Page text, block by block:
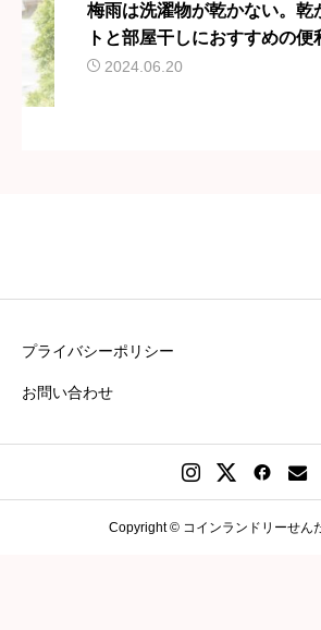
梅雨は洗濯物が乾かない。乾
トと部屋干しにおすすめの便
ム4選
2024.06.20
プライバシーポリシー
お問い合わせ
Copyright © コインランドリーせん